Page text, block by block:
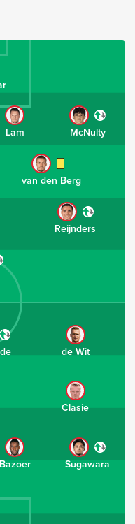
Lam McNulty
van den Berg
Reijnders
Sugawara
Clasie
de Wit